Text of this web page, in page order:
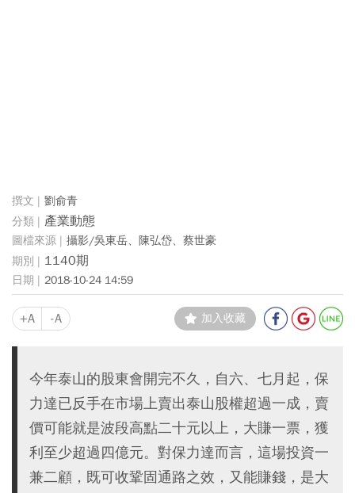
劉俞青
產業動態
攝影/吳東岳、陳弘岱、蔡世豪
1140期
2018-10-24 14:59
+A -A 加入收藏
今年泰山的股東會開完不久，自六、七月起，保
力達已反手在市場上賣出泰山股權超過一成，賣
價可能就是波段高點二十元以上，大賺一票，獲
利至少超過四億元。對保力達而言，這場投資一
兼二顧，既可收鞏固通路之效，又能賺錢，是大